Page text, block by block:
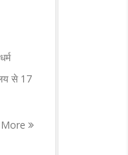
से 17